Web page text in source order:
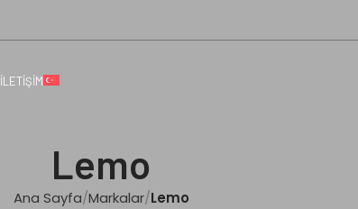
İLETIŞIM
Lemo
Ana Sayfa Markalar Lemo